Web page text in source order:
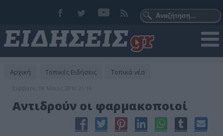
Αρχική Τοπικές Ειδήσεις Τοπικά νέα
Σάββατο, 08 Μαϊος 2010 21:16
Αντιδρούν οι φαρμακοποιοί